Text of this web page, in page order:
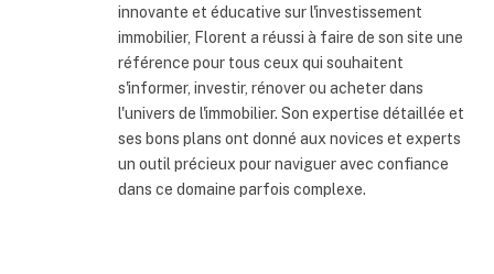
innovante et éducative sur l'investissement
immobilier, Florent a réussi à faire de son site une
référence pour tous ceux qui souhaitent
s'informer, investir, rénover ou acheter dans
l'univers de l'immobilier. Son expertise détaillée et
ses bons plans ont donné aux novices et experts
un outil précieux pour naviguer avec confiance
dans ce domaine parfois complexe.